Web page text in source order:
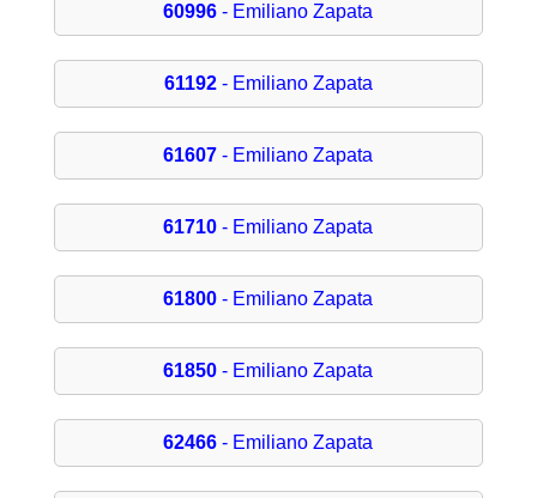
60996 - Emiliano Zapata
61192- Emiliano Zapata
61607 - Emiliano Zapata
61710 - Emiliano Zapata
61800 - Emiliano Zapata
61850 - Emiliano Zapata
62466 - Emiliano Zapata